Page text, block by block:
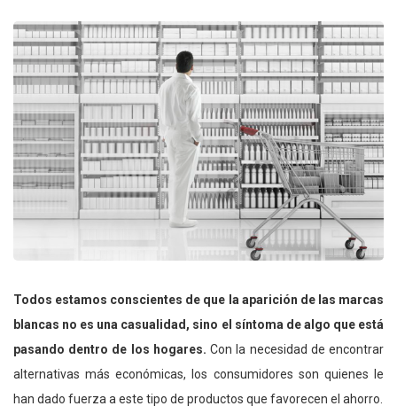
Todos estamos conscientes de que la aparición de las marcas
blancas no es una casualidad, sino el síntoma de algo que está
pasando dentro de los hogares. Con la necesidad de encontrar
alternativas más económicas, los consumidores son quienes le
han dado fuerza a este tipo de productos que favorecen el ahorro.